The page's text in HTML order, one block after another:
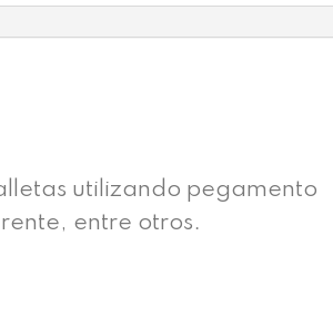
utilizando pegamento
entre otros.